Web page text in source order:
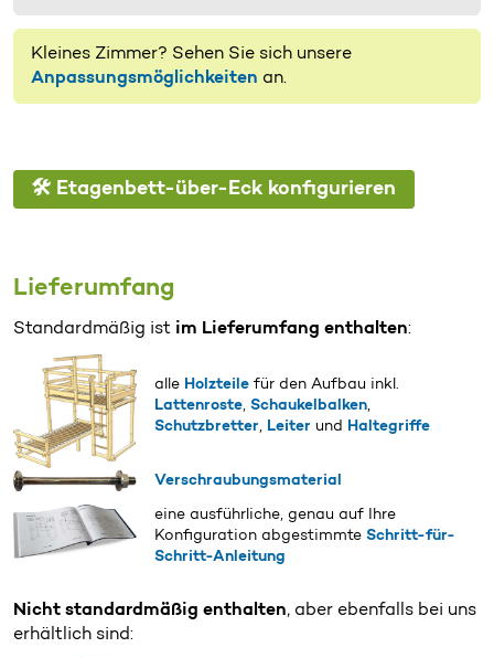
Kleines Zimmer? Sehen Sie sich unsere
Anpassungsmöglichkeiten an.
🛠️ Etagenbett-über-Eck konfigurieren
Lieferumfang
Standardmäßig ist im Lieferumfang enthalten:
alle Holzteilefür den Aufbau inkl.
Lattenroste, Schaukelbalken,
Schutzbretter, Leiter und Haltegriffe
Verschraubungsmaterial
eine ausführliche, genau auf Ihre
Konfiguration abgestimmte Schritt-für-
Schritt-Anleitung
Nicht standardmäßig enthalten, aber ebenfalls bei uns
erhältlich sind: